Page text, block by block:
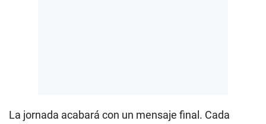
La jornada acabará con un mensaje final. Cada